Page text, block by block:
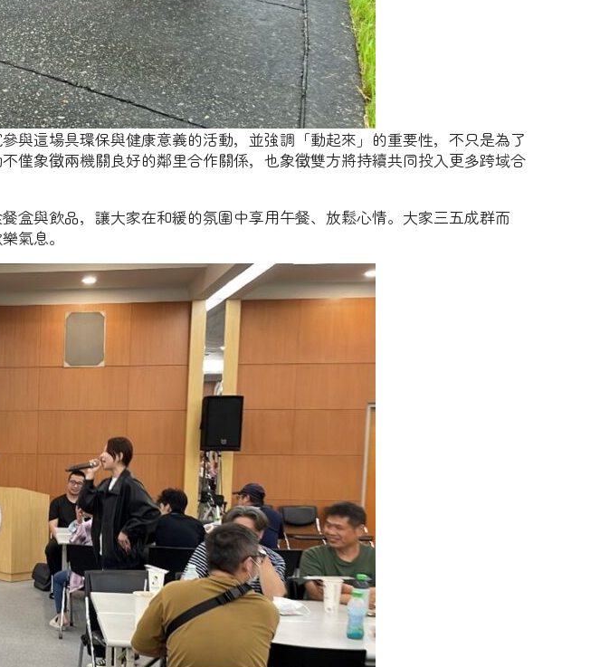
與這場具環保與健康意義的活動，並強調「動起來」的重要性，不只是為了
僅象徵兩機關良好的鄰里合作關係，也象徵雙方將持續共同投入更多跨域合
盒與飲品，讓大家在和緩的氛圍中享用午餐、放鬆心情。大家三五成群而
氣息。